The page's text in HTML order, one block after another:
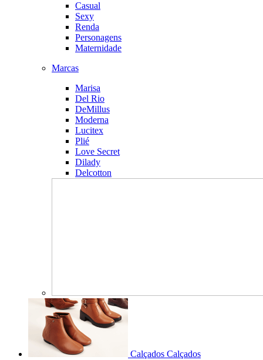
Casual
Sexy
Renda
Personagens
Maternidade
Marcas
Marisa
Del Rio
DeMillus
Moderna
Lucitex
Plié
Love Secret
Dilady
Delcotton
Calçados Calçados